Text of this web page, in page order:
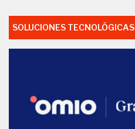
SOLUCIONES TECNOLÓGICAS